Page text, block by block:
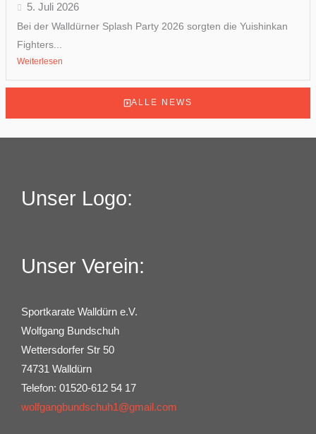
5. Juli 2026
Bei der Walldürner Splash Party 2026 sorgten die Yuishinkan
Fighters...
Weiterlesen
ALLE NEWS
Unser Logo:
Unser Verein:
Sportkarate Walldürn e.V.
Wolfgang Bundschuh
Wettersdorfer Str 50
74731 Walldürn
Telefon: 01520-612 54 17
wolfgangbundschuh1@gmail.com